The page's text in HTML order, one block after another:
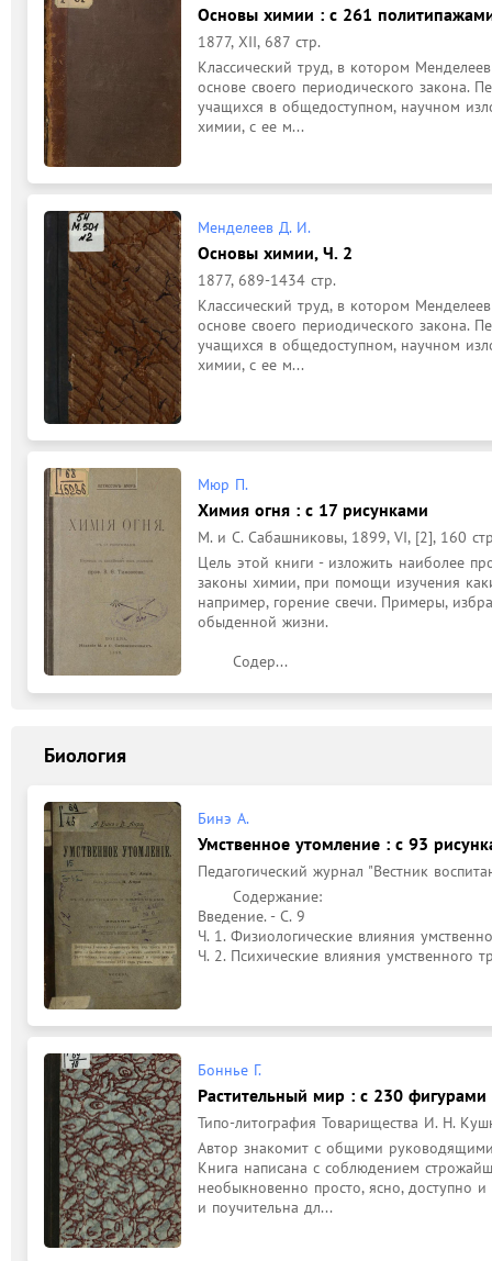
Основы химии : с 261
1877, XII, 687 стр.
Классический труд, в котором
основе своего периодического закона.
учащихся в общедоступном, научном
химии, с ее м...
Менделеев Д. И.
Основы химии, Ч. 2
1877, 689-1434 стр.
Классический труд, в котором
основе своего периодического закона.
учащихся в общедоступном, научном
химии, с ее м...
Мюр П.
Химия огня : с 17 рисунками
М. и С. Сабашниковы, 1899, VI, [2], 160
Цель этой книги - изложить наиболее
законы химии, при помощи изучения
например, горение свечи. Примеры,
обыденной жизни.
	Содер...
Биология
Бинэ А.
Умственное утомление : с 93
Педагогический журнал "Вестник
Введение. - С. 9
Ч. 1. Физиологические влияния
Ч. 2. Психические влияния умственного
Боннье Г.
Растительный мир : с 230 фигурами
Типо-литография Товарищества И. Н.
Автор знакомит с общими
Книга написана с соблюдением
необыкновенно просто, ясно, доступно
и поучительна дл...